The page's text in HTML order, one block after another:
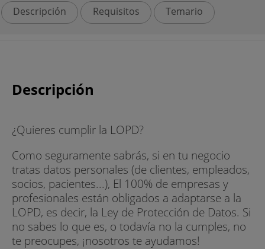
Descripción Requisitos Temario
Descripción
¿Quieres cumplir la LOPD?
Como seguramente sabrás, si en tu negocio
tratas datos personales (de clientes, empleados,
socios, pacientes...), El 100% de empresas y
profesionales están obligados a adaptarse a la
LOPD, es decir, la Ley de Protección de Datos. Si
no sabes lo que es, o todavía no la cumples, no
te preocupes, ¡nosotros te ayudamos!